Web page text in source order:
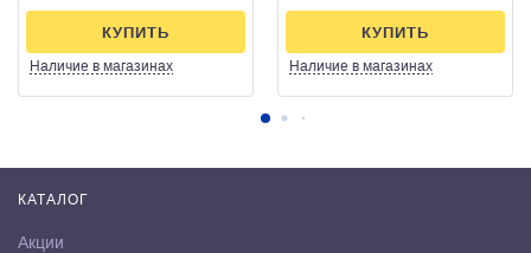
Наличие в магазинах
КУПИТЬ
Наличие в магазинах
КУПИТЬ
КАТАЛОГ
Акции